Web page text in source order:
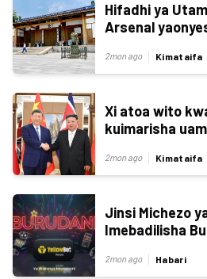
Hifadhi ya
Arsenal
2mon ago Kimataifa
Xi atoa wito
kuimarisha
2mon ago Kimataifa
Jinsi Michezo
Imebadilisha
2mon ago Habari